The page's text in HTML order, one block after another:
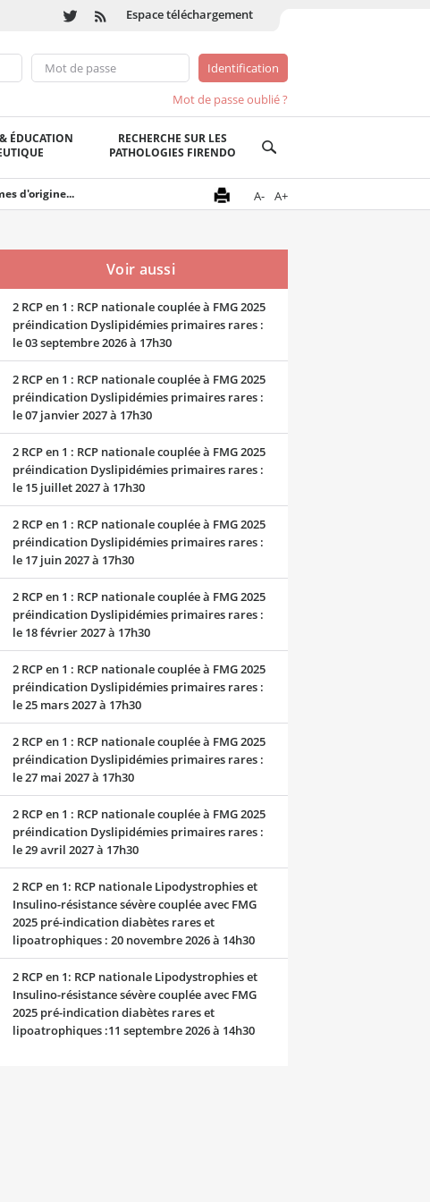
Espace téléchargement
Mot de passe oublié ?
ÉDUCATION
RECHERCHE SUR LES
PATHOLOGIES FIRENDO
d'origine... A- A+
Voir aussi
2 RCP en 1 : RCP nationale couplée à FMG 2025
préindication Dyslipidémies primaires rares :
le 03 septembre 2026 à 17h30
2 RCP en 1 : RCP nationale couplée à FMG 2025
préindication Dyslipidémies primaires rares :
le 07 janvier 2027 à 17h30
2 RCP en 1 : RCP nationale couplée à FMG 2025
préindication Dyslipidémies primaires rares :
le 15 juillet 2027 à 17h30
2 RCP en 1 : RCP nationale couplée à FMG 2025
préindication Dyslipidémies primaires rares :
le 17 juin 2027 à 17h30
2 RCP en 1 : RCP nationale couplée à FMG 2025
préindication Dyslipidémies primaires rares :
le 18 février 2027 à 17h30
2 RCP en 1 : RCP nationale couplée à FMG 2025
préindication Dyslipidémies primaires rares :
le 25 mars 2027 à 17h30
2 RCP en 1 : RCP nationale couplée à FMG 2025
préindication Dyslipidémies primaires rares :
le 27 mai 2027 à 17h30
2 RCP en 1 : RCP nationale couplée à FMG 2025
préindication Dyslipidémies primaires rares :
le 29 avril 2027 à 17h30
2 RCP en 1: RCP nationale Lipodystrophies et
Insulino-résistance sévère couplée avec FMG
2025 pré-indication diabètes rares et
lipoatrophiques : 20 novembre 2026 à 14h30
2 RCP en 1: RCP nationale Lipodystrophies et
Insulino-résistance sévère couplée avec FMG
2025 pré-indication diabètes rares et
lipoatrophiques :11 septembre 2026 à 14h30